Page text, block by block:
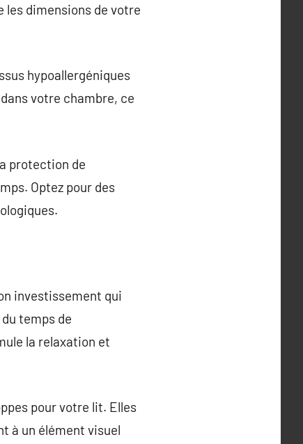
les dimensions de votre
hypoallergéniques
votre chambre, ce
protection de
Optez pour des
investissement qui
temps de
la relaxation et
pour votre lit. Elles
à un élément visuel